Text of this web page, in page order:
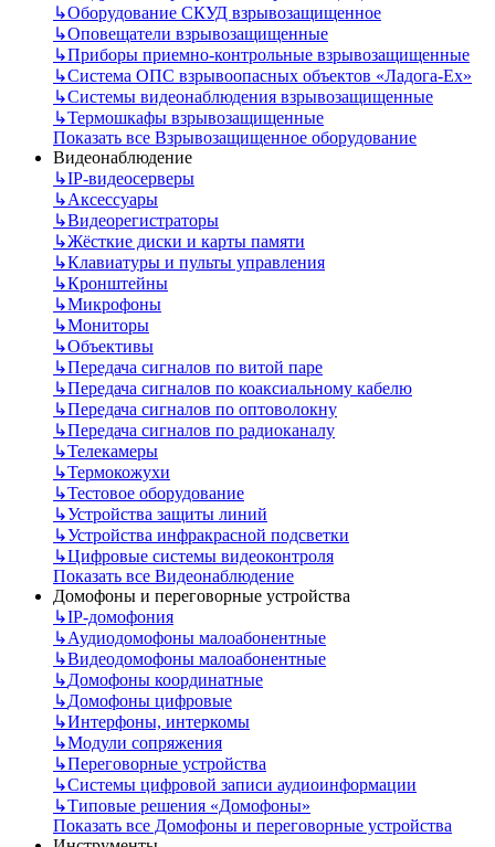
↳Оборудование СКУД взрывозащищенное
↳Оповещатели взрывозащищенные
↳Приборы приемно-контрольные взрывозащищенные
↳Система ОПС взрывоопасных объектов «Ладога-Ex»
↳Системы видеонаблюдения взрывозащищенные
↳Термошкафы взрывозащищенные
Показать все Взрывозащищенное оборудование
Видеонаблюдение
↳IP-видеосерверы
↳Аксессуары
↳Видеорегистраторы
↳Жёсткие диски и карты памяти
↳Клавиатуры и пульты управления
↳Кронштейны
↳Микрофоны
↳Мониторы
↳Объективы
↳Передача сигналов по витой паре
↳Передача сигналов по коаксиальному кабелю
↳Передача сигналов по оптоволокну
↳Передача сигналов по радиоканалу
↳Телекамеры
↳Термокожухи
↳Тестовое оборудование
↳Устройства защиты линий
↳Устройства инфракрасной подсветки
↳Цифровые системы видеоконтроля
Показать все Видеонаблюдение
Домофоны и переговорные устройства
↳IP-домофония
↳Аудиодомофоны малоабонентные
↳Видеодомофоны малоабонентные
↳Домофоны координатные
↳Домофоны цифровые
↳Интерфоны, интеркомы
↳Модули сопряжения
↳Переговорные устройства
↳Системы цифровой записи аудиоинформации
↳Типовые решения «Домофоны»
Показать все Домофоны и переговорные устройства